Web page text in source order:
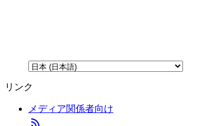
リンク
メディア関係者向け